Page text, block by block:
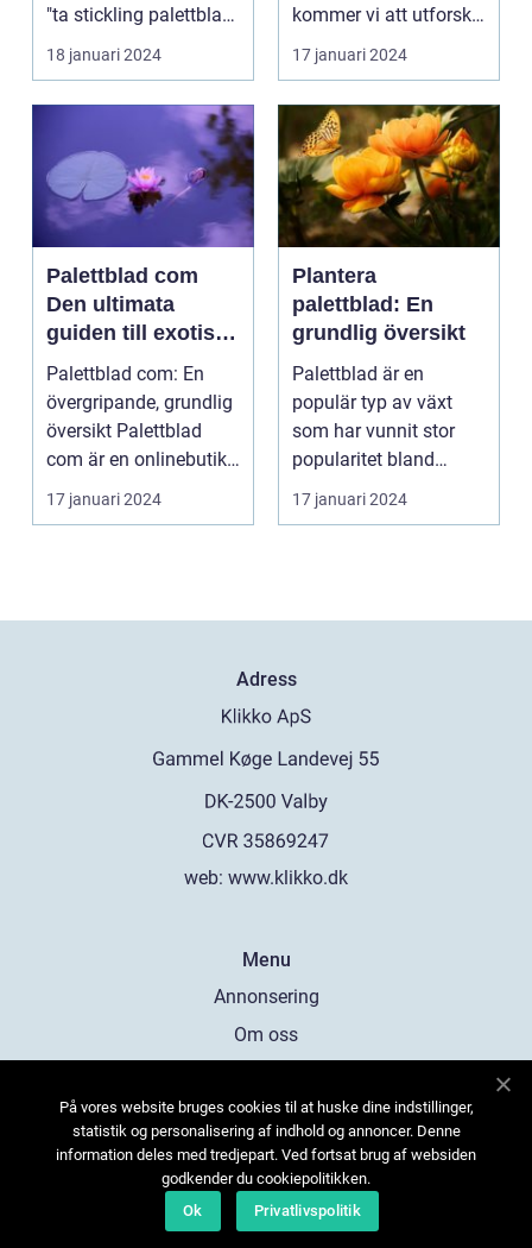
"ta stickling palettblad"
...
18 januari 2024
kommer vi att utforska
olika palet...
17 januari 2024
Palettblad com
Den ultimata
guiden till exotiska
växter
Palettblad com: En
övergripande, grundlig
översikt Palettblad
com är en onlinebutik
och samlingspla...
17 januari 2024
Plantera
palettblad: En
grundlig översikt
Palettblad är en
populär typ av växt
som har vunnit stor
popularitet bland
trädgårdsälskare.
Denna a...
17 januari 2024
Adress
web: www.klikko.dk
Menu
Annonsering
Om oss
Kontakta oss
Sitemap
På vores website bruges cookies til at huske dine indstillinger,
statistik og personalisering af indhold og annoncer. Denne
information deles med tredjepart. Ved fortsat brug af websiden
godkender du cookiepolitikken.
Ok
Privatlivspolitik